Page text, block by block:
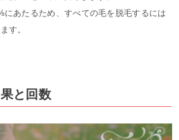
あたるため、すべての毛を脱毛するには
す。
と回数